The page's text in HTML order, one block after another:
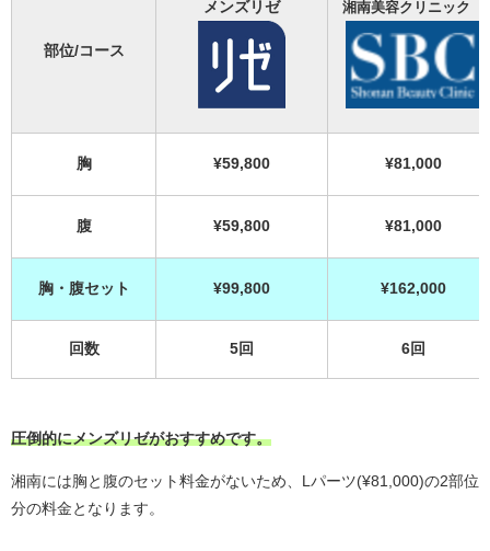
部位/コース
メンズリゼ 湘南美容クリニック
胸 ¥59,800 ¥81,000
腹 ¥59,800 ¥81,000
胸・腹セット ¥99,800 ¥162,000
回数 5回 6回
圧倒的にメンズリゼがおすすめです。
湘南には胸と腹のセット料金がないため、Lパーツ(¥81,000)の2部位
分の料金となります。